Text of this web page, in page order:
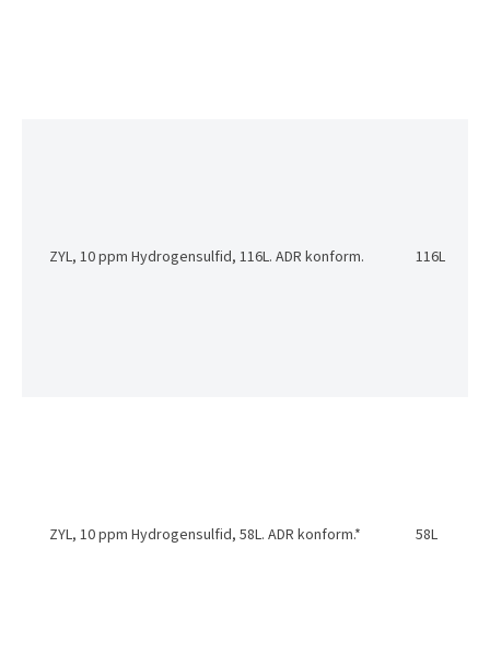
ZYL, 10 ppm Hydrogensulfid, 116L. ADR konform. 116L
ZYL, 10 ppm Hydrogensulfid, 58L. ADR konform.* 58L